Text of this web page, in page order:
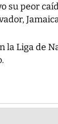
su peor
Liga de